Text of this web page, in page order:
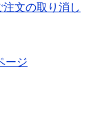
注文の取り消し
ージ